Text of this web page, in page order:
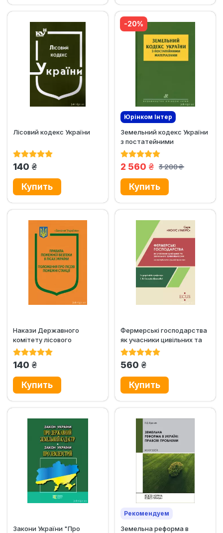
Лісовий кодекс України
140 грн.
Юрінком Iнтер
Эксклюзив
Земельний кодекс України
з постатейними
матеріалами
-20%
3 200
грн.
2 560 грн.
Накази Державного
комітету лісового
господарства України
140 грн.
Фермерські господарства
як учасники цивільних та
земельних...
560 грн.
Закони України "Про
Рекомендуем
Земельна реформа в